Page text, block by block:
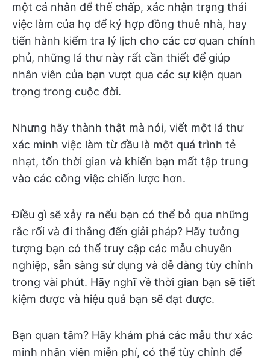
một cá nhân để thế chấp, xác nhận trạng thái
việc làm của họ để ký hợp đồng thuê nhà, hay
tiến hành kiểm tra lý lịch cho các cơ quan chính
phủ, những lá thư này rất cần thiết để giúp
nhân viên của bạn vượt qua các sự kiện quan
trọng trong cuộc đời.
Nhưng hãy thành thật mà nói, viết một lá thư
xác minh việc làm từ đầu là một quá trình tẻ
nhạt, tốn thời gian và khiến bạn mất tập trung
vào các công việc chiến lược hơn.
Điều gì sẽ xảy ra nếu bạn có thể bỏ qua những
rắc rối và đi thẳng đến giải pháp? Hãy tưởng
tượng bạn có thể truy cập các mẫu chuyên
nghiệp, sẵn sàng sử dụng và dễ dàng tùy chỉnh
trong vài phút. Hãy nghĩ về thời gian bạn sẽ tiết
kiệm được và hiệu quả bạn sẽ đạt được.
Bạn quan tâm? Hãy khám phá các mẫu thư xác
minh nhân viên miễn phí, có thể tùy chỉnh để